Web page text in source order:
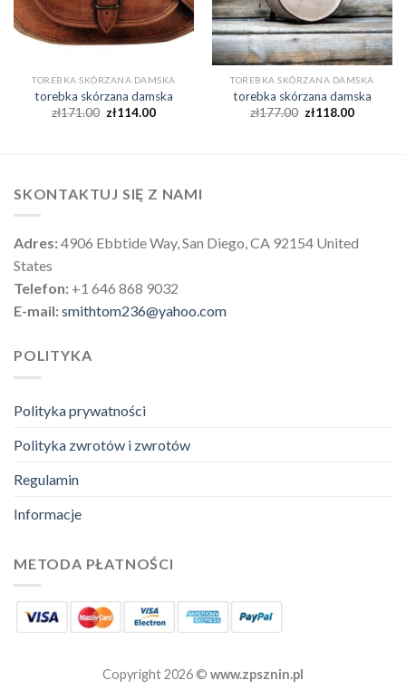
TOREBKA SKÓRZANA DAMSKA
torebka skórzana damska
zł171.00 zł114.00
TOREBKA SKÓRZANA DAMSKA
torebka skórzana damska
zł177.00 zł118.00
SKONTAKTUJ SIĘ Z NAMI
Adres:4906 Ebbtide Way, San Diego, CA 92154 United
States
Telefon: +1 646 868 9032
E-mail:smithtom236@yahoo.com
POLITYKA
Polityka prywatności
Polityka zwrotów i zwrotów
Regulamin
Informacje
METODA PŁATNOŚCI
Copyright 2026 © www.zpsznin.pl